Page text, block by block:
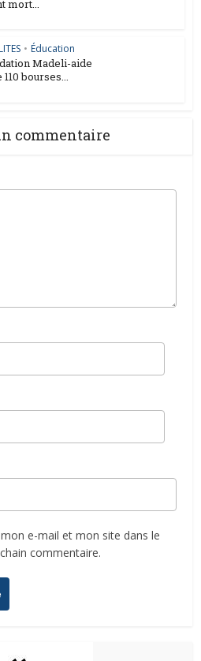
mort...
• Éducation
Madeli-aide
bourses...
commentaire
e-mail et mon site dans le
commentaire.